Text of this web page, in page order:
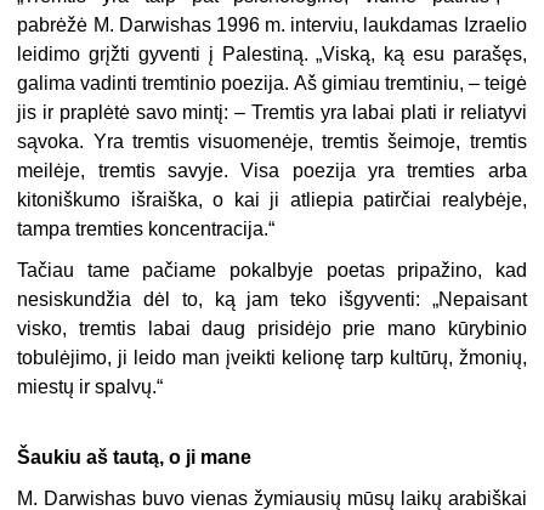
pabrėžė M. Darwishas 1996 m. interviu, laukdamas Izraelio
leidimo grįžti gyventi į Palestiną. „Viską, ką esu parašęs,
galima vadinti tremtinio poezija. Aš gimiau tremtiniu, – teigė
jis ir praplėtė savo mintį: – Tremtis yra labai plati ir reliatyvi
sąvoka. Yra tremtis visuomenėje, tremtis šeimoje, tremtis
meilėje, tremtis savyje. Visa poezija yra tremties arba
kitoniškumo išraiška, o kai ji atliepia patirčiai realybėje,
tampa tremties koncentracija.“
Tačiau tame pačiame pokalbyje poetas pripažino, kad
nesiskundžia dėl to, ką jam teko išgyventi: „Nepaisant
visko, tremtis labai daug prisidėjo prie mano kūrybinio
tobulėjimo, ji leido man įveikti kelionę tarp kultūrų, žmonių,
miestų ir spalvų.“
Šaukiu aš tautą, o ji mane
M. Darwishas buvo vienas žymiausių mūsų laikų arabiškai